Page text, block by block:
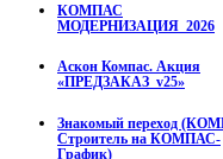
КОМПАС
МОДЕРНИЗАЦИЯ_2026
Аскон Компас. Акция
«ПРЕДЗАКАЗ_v25»
Знакомый переход
Строитель на КОМПАС-
График)